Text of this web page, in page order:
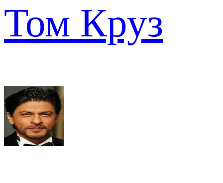
Том Круз